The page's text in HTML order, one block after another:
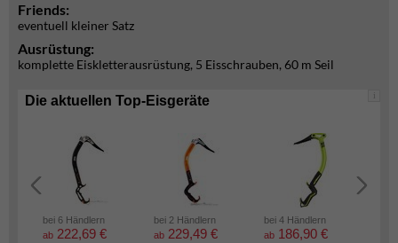
Friends:
eventuell kleiner Satz
Ausrüstung:
komplette Eiskletterausrüstung, 5 Eisschrauben, 60 m Seil
i
Die aktuellen Top-Eisgeräte
bei 6 Händlern
ab 222,69 €
bei 2 Händlern
ab 229,49 €
bei 4 Händlern
ab 186,90 €